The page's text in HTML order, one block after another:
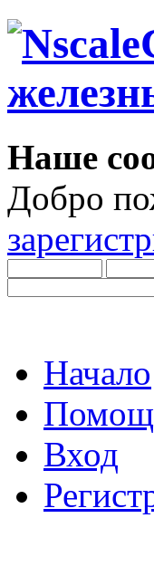
Наше
Добро
Начало
Вход